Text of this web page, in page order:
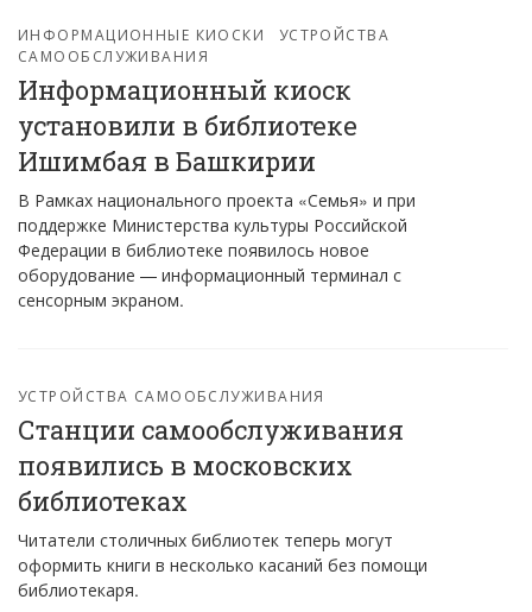
ИНФОРМАЦИОННЫЕ КИОСКИ
УСТРОЙСТВА
САМООБСЛУЖИВАНИЯ
Информационный киоск
установили в библиотеке
Ишимбая в Башкирии
В Рамках национального проекта «Семья» и при
поддержке Министерства культуры Российской
Федерации в библиотеке появилось новое
оборудование — информационный терминал с
сенсорным экраном.
УСТРОЙСТВА САМООБСЛУЖИВАНИЯ
Станции самообслуживания
появились в московских
библиотеках
Читатели столичных библиотек теперь могут
оформить книги в несколько касаний без помощи
библиотекаря.